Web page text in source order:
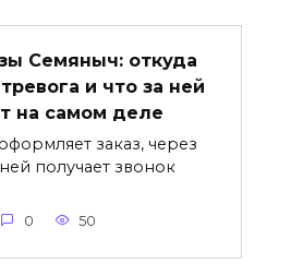
Семяныч: откуда
и что за ней
на самом деле
заказ, через
получает звонок
0 50